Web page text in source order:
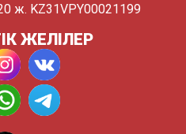
ж. KZ31VPY00021199
ЖЕЛІЛЕР